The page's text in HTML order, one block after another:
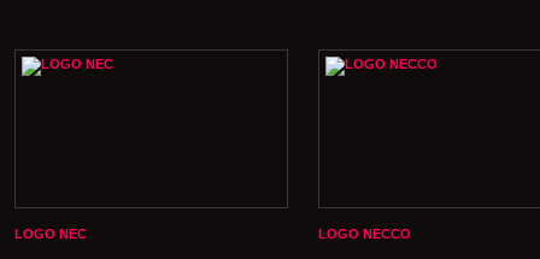
LOGO NEC LOGO NECCO